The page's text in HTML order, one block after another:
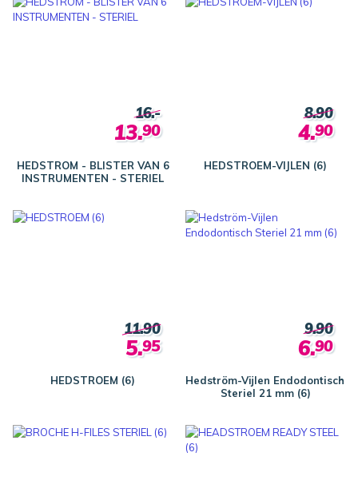
HEDSTROM - BLISTER VAN 6
INSTRUMENTEN - STERIEL
16.-
13.90
HEDSTROEM-VIJLEN (6)
8.90
4.90
HEDSTROEM (6)
11.90
5.95
Hedström-Vijlen Endodontisch
Steriel 21 mm (6)
9.90
6.90